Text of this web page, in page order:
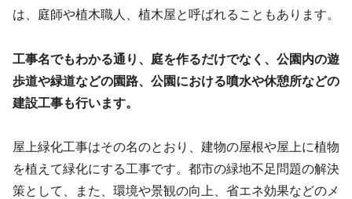
は、庭師や植木職人、植木屋と呼ばれることもあります。
工事名でもわかる通り、庭を作るだけでなく、公園内の遊
歩道や緑道などの園路、公園における噴水や休憩所などの
建設工事も行います。
屋上緑化工事はその名のとおり、建物の屋根や屋上に植物
を植えて緑化にする工事です。都市の緑地不足問題の解決
策として、また、環境や景観の向上、省エネ効果などのメ